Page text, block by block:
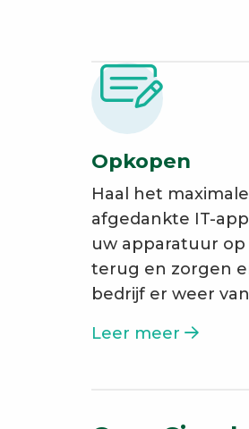
Opkopen
Haal het
afgedankte IT-
uw apparatuur
terug en zorgen
bedrijf er weer
Leer meer